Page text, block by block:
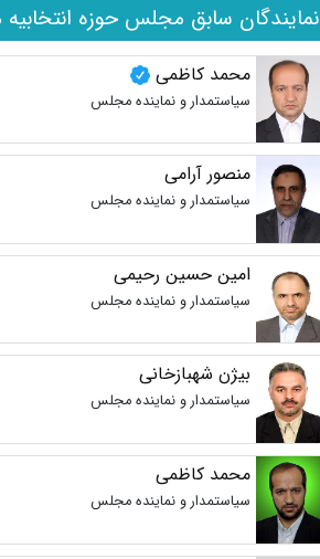
نمایندگان سابق مجلس حوزه انتخابیه
محمد کاظمی
سیاستمدار و نماینده مجلس
منصور آرامی
سیاستمدار و نماینده مجلس
امین حسین رحیمی
سیاستمدار و نماینده مجلس
بیژن شهبازخانی
سیاستمدار و نماینده مجلس
محمد کاظمی
سیاستمدار و نماینده مجلس